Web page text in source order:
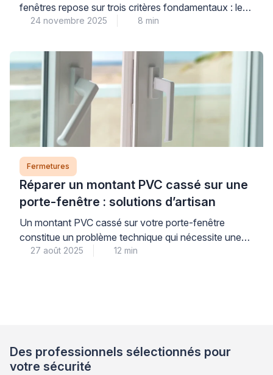
fenêtres repose sur trois critères fondamentaux : le
matériau de menuiserie, le type d’ouverture et
qualité correctement installés constituent un
investissement stratégique pour votre confort
thermique et acoustique quotidien. Ces éléments
techniques, souvent négligés, influencent
directement votre consommation énergétique […]
24 novembre 2025 8 min
Fermetures
Réparer un montant PVC cassé sur une
porte-fenêtre : solutions d’artisan
Un montant PVC cassé sur votre porte-fenêtre
constitue un problème technique qui nécessite une
intervention appropriée pour maintenir l’intégrité de
27 août 2025 12 min
Des professionnels sélectionnés pour
votre sécurité